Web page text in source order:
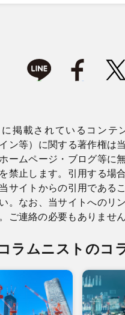
掲載されているコンテ
ン等）に関する著作権は
ームページ・ブログ等に
禁止します。引用する場
サイトからの引用である
。なお、当サイトへのリ
ご連絡の必要もありません
ラムニストのコ